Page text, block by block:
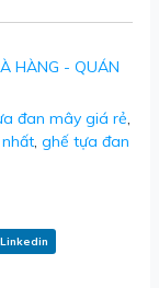
HÀNG - QUÁN
đan mây giá rẻ,
, ghế tựa đan
Linkedin